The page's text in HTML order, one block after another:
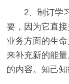
2、制订学
要，因为它直
业务方面的生
来补充新的能
的内容。知己知